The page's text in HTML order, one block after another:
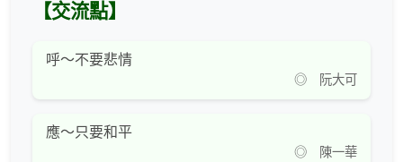
【交流點】
呼～不要悲情
◎ 阮大可
應～只要和平
◎ 陳一華